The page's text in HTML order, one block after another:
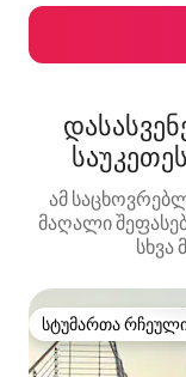
ამ
მაღალი
სხვა
სტუმართა
სტუმართა